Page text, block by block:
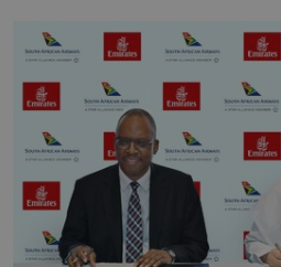
letního koupání. Stačí se však